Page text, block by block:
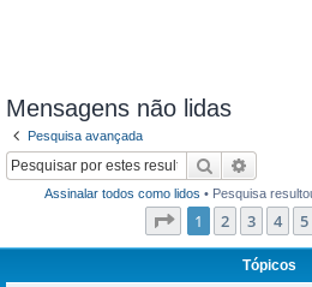
Mensagens não lidas
Pesquisa avançada
Pesquisar
Assinalar todos como lidos • Pesquisa
Página de 84
1 2 3 4 5
Tópicos